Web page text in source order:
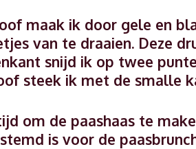
maak ik door gele en
van te draaien. Deze
snijd ik op twee
steek ik met de smalle
om de paashaas te
is voor de